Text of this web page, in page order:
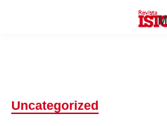
Uncategorized